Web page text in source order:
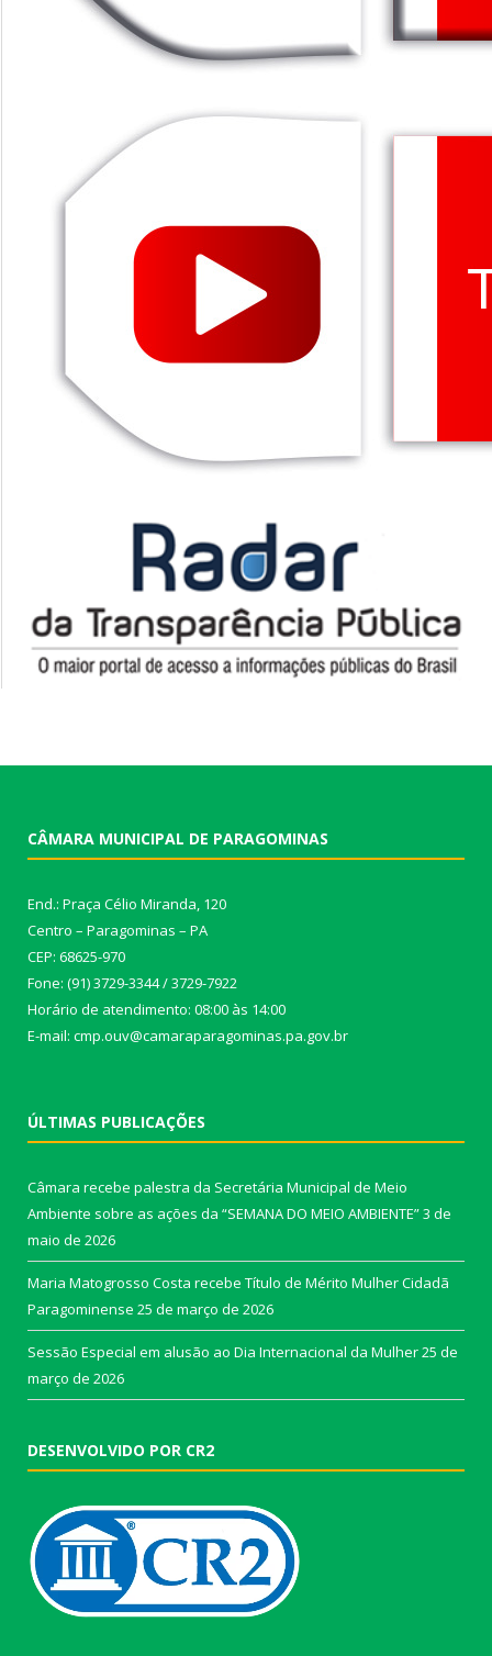
CÂMARA MUNICIPAL DE PARAGOMINAS
End.: Praça Célio Miranda, 120
Centro – Paragominas – PA
CEP: 68625-970
Fone: (91) 3729-3344 / 3729-7922
Horário de atendimento: 08:00 às 14:00
E-mail: cmp.ouv@camaraparagominas.pa.gov.br
ÚLTIMAS PUBLICAÇÕES
Câmara recebe palestra da Secretária Municipal de Meio
Ambiente sobre as ações da “SEMANA DO MEIO AMBIENTE”3 de
maio de 2026
Maria Matogrosso Costa recebe Título de Mérito Mulher Cidadã
Paragominense 25 de março de 2026
Sessão Especial em alusão ao Dia Internacional da Mulher25 de
março de 2026
DESENVOLVIDO POR CR2